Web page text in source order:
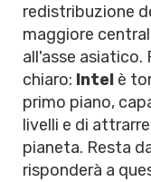
redistribuzione
maggiore
all'asse asiatico.
chiaro: Intel è
primo piano,
livelli e di
pianeta. Resta
risponderà a